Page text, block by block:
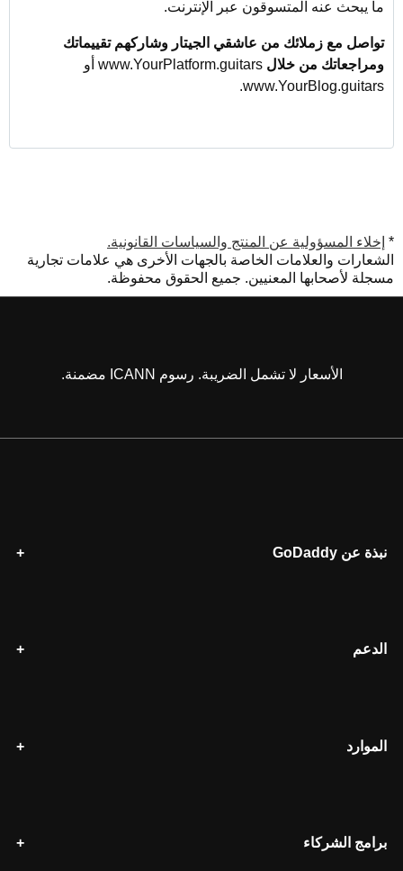
ما يبحث عنه المتسوقون عبر الإنترنت.
تواصل مع زملائك من عاشقي الجيتار وشاركهم تقييماتك
ومراجعاتك من خلال
www.YourPlatform.guitars أو
www.YourBlog.guitars.
* إخلاء المسؤولية عن المنتج والسياسات القانونية.
الشعارات والعلامات الخاصة بالجهات الأخرى هي علامات تجارية
مسجلة لأصحابها المعنيين. جميع الحقوق محفوظة.
الأسعار لا تشمل الضريبة. رسوم ICANN مضمنة.
نبذة عن GoDaddy
الدعم
الموارد
برامج الشركاء